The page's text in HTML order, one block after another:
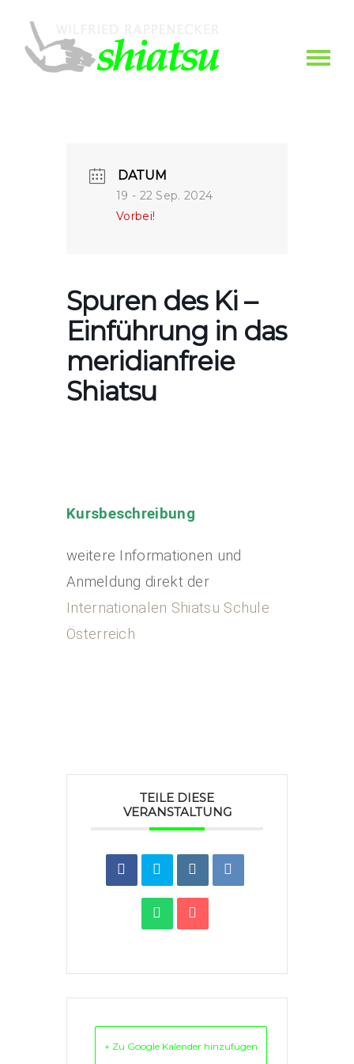
DATUM
19 - 22 Sep. 2024
Vorbei!
Spuren des Ki –
Einführung in das
meridianfreie
Shiatsu
Kursbeschreibung
weitere Informationen und
Anmeldung direkt der
Internationalen Shiatsu Schule
Österreich
TEILE DIESE
VERANSTALTUNG
+ Zu Google Kalender hinzufügen